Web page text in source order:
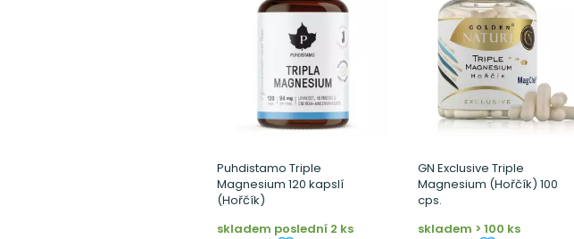
Puhdistamo Triple
Magnesium 120 kapslí
(Hořčík)
skladem poslední 2 ks
GN Exclusive Triple
Magnesium (Hořčík) 100
cps.
skladem > 100 ks